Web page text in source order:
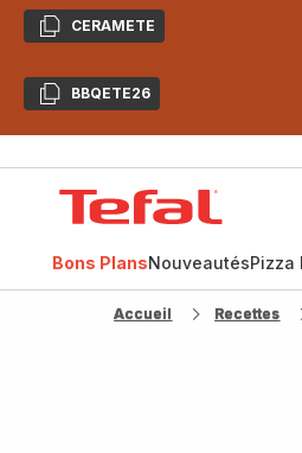
CopierCERAMETE
CopierBBQETE26
Bons PlansNouveautésPizza
Accueil Recettes